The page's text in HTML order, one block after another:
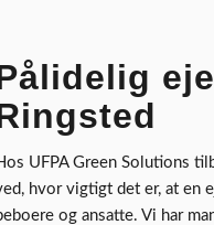
UFPA Green Solutions
hvor vigtigt det er, at en
og ansatte. Vi har